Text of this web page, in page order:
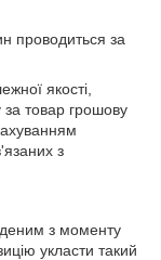
проводиться за
якості,
за товар грошову
з
з моменту
укласти такий